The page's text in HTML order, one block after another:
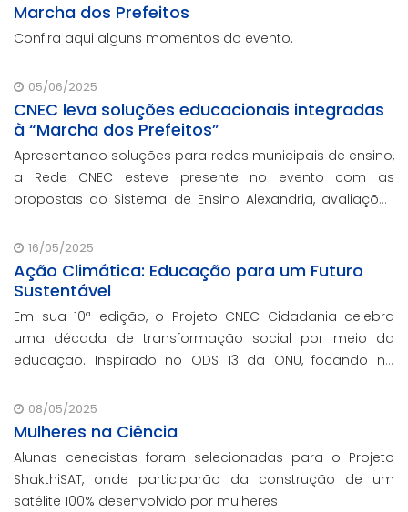
Marcha dos Prefeitos
Confira aqui alguns momentos do evento.
05/06/2025
CNEC leva soluções educacionais integradas
à “Marcha dos Prefeitos”
Apresentando soluções para redes municipais de ensino,
a Rede CNEC esteve presente no evento com as
propostas do Sistema de Ensino Alexandria, avaliações
escolar e parcerias com prefeituras durante ev
16/05/2025
Ação Climática: Educação para um Futuro
Sustentável
Em sua 10ª edição, o Projeto CNEC Cidadania celebra
uma década de transformação social por meio da
educação. Inspirado no ODS 13 da ONU, focando no
promoção da sustentabilidade.
08/05/2025
Mulheres na Ciência
Alunas cenecistas foram selecionadas para o Projeto
ShakthiSAT, onde participarão da construção de um
satélite 100% desenvolvido por mulheres